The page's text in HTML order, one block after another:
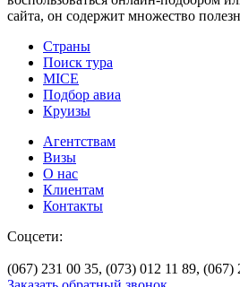
сайта, он содержит множество
Страны
Поиск тура
MICE
Подбор авиа
Круизы
Агентствам
Визы
О нас
Клиентам
Контакты
Соцсети:
(067) 231 00 35, (073) 012 11 89, (067)